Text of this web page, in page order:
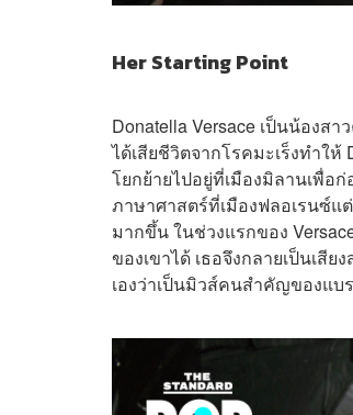
Her Starting Point
Donatella Versace เป็นน้องส
ได้เสียชีวิตจากโรคมะเร็งทำใ
โยกย้ายไปอยู่ที่เมืองมิลานเพื่อ
ภาษาศาสตร์ที่เมืองฟลอเรนซ์แ
มากขึ้น ในช่วงแรกของ
ของเขาได้ เธอจึงกลายเป็นเสี
เองว่าเป็นมิวส์คนสำคัญของแบ